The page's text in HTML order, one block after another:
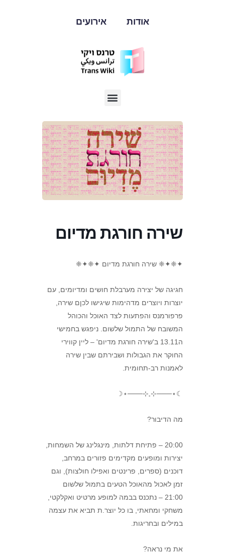
אודות אירועים
שירה חורגת מדיום
✦❈✦❈ שירה חורגת מדיום ✦❈✦❈
חגיגה של יצירה מערבלת חושים ומדיומים, עם
יוצרות ויוצרים מדהימות שיגישו לכןם שירה,
פרפורמנס והפתעות לצד האוכל והכוהל
המשובח של התמול שלשום. ניפגש בחמישי
ה13.11 ב'שירה חורגת מדיום' – ליין קווירי
החוקר את הגבולות ושבירתם שבין שירה
לאמנות רב-תחומית.
☾⋆───⊹𓈒⊹───⋆☽
מה הדיבור?
20:00 – פתיחת דלתות, מינגלינג של השמחות,
יצירות ומופעים מקדימים פזורים במרחב,
דוכנים (ספרים, פרינטים ואפילו חולצות), וגם
זמן לאכול מהאוכל הטעים בתמול שלשום
21:00 – נתכנס בבמה למופע מרטיט ואקלקטי,
משחקי ומחאתי, בו כל יוצר.ת תביא את עצמה
במילים ובחריגות.
את מי נראה?